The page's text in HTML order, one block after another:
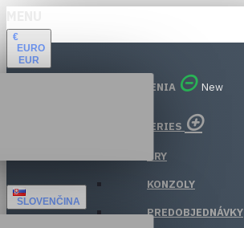
€
EURO
EUR
SLOVENČINA
VŠETKY ODDELENIA New
XBOX SERIES
HRY
KONZOLY
PREDOBJEDNÁVKY